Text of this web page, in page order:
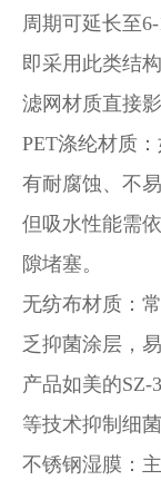
周期可延长至
即采用此类结构
滤网材质直接
PET涤纶材质
有耐腐蚀、不
但吸水性能需
隙堵塞。
无纺布材质 ：
乏抑菌涂层，
产品如美的SZ-
等技术抑制细
不锈钢湿膜 ：